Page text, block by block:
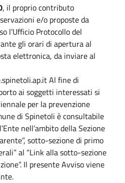
, il proprio contributo
e/o proposte da
l’Ufficio Protocollo del
gli orari di apertura al
elettronica, da inviare al
Al fine di
ai soggetti interessati si
per la prevenzione
di Spinetoli è consultabile
nell’ambito della Sezione
sotto-sezione di primo
al “Link alla sotto-sezione
Il presente Avviso viene